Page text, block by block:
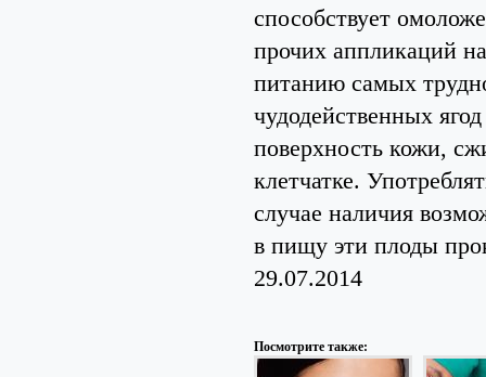
способствует
прочих аппликаций
питанию самых
чудодейственных
поверхность кожи,
клетчатке.
случае наличия
в пищу эти плоды
29.07.2014
Посмотрите также: